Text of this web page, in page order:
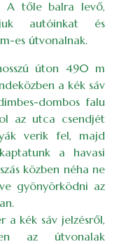
A tőle balra levő,
autóinkat és
es útvonalnak.
úton 490 m
a kék sáv
dombos falu
az utca csendjét
verik fel, majd
a havasi
közben néha ne
gyönyörködni az
a kék sáv jelzésről,
az útvonalak